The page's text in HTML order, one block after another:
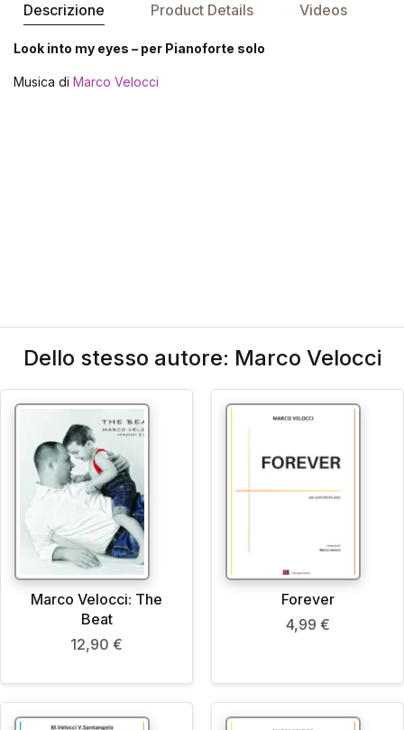
Descrizione Product Details Videos
Look into my eyes – per Pianoforte solo
Musica di Marco Velocci
Dello stesso autore: Marco Velocci
Marco Velocci: The
Beat
12,90 €
Forever
4,99 €